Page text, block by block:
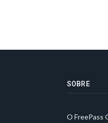
SOBRE
O FreePass